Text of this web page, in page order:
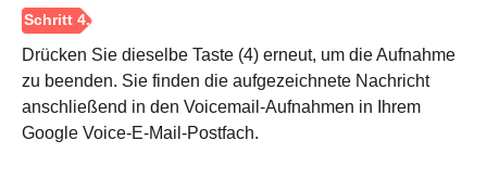
Schritt 3.
Drücken Sie dieselbe Taste (4) erneut, um die Aufnahme
zu beenden. Sie finden die aufgezeichnete Nachricht
anschließend in den Voicemail-Aufnahmen in Ihrem
Google Voice-E-Mail-Postfach.